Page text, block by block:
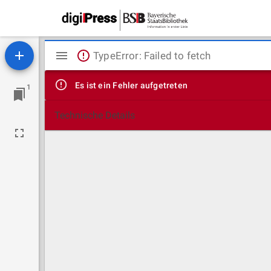
1
Mirador
Viewer
TypeError: Failed to fetch
Es ist ein Fehler aufgetreten
Technische Details